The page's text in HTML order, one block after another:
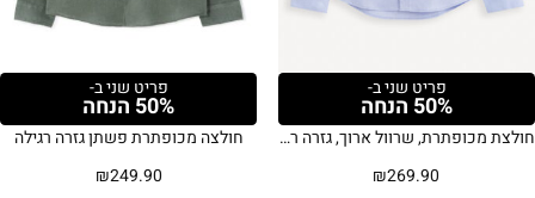
פריט שני ב-
50% הנחה
חולצת מכופתרת, שרוול ארוך, גזרה רגילה, 100% כותנה אוקספורד – תכלת
₪269.90
פריט שני ב-
50% הנחה
חולצה מכופתרת פשתן גזרה רגילה
₪249.90